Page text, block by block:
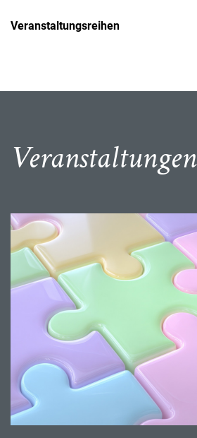
Veranstaltungsreihen
Veranstaltungen